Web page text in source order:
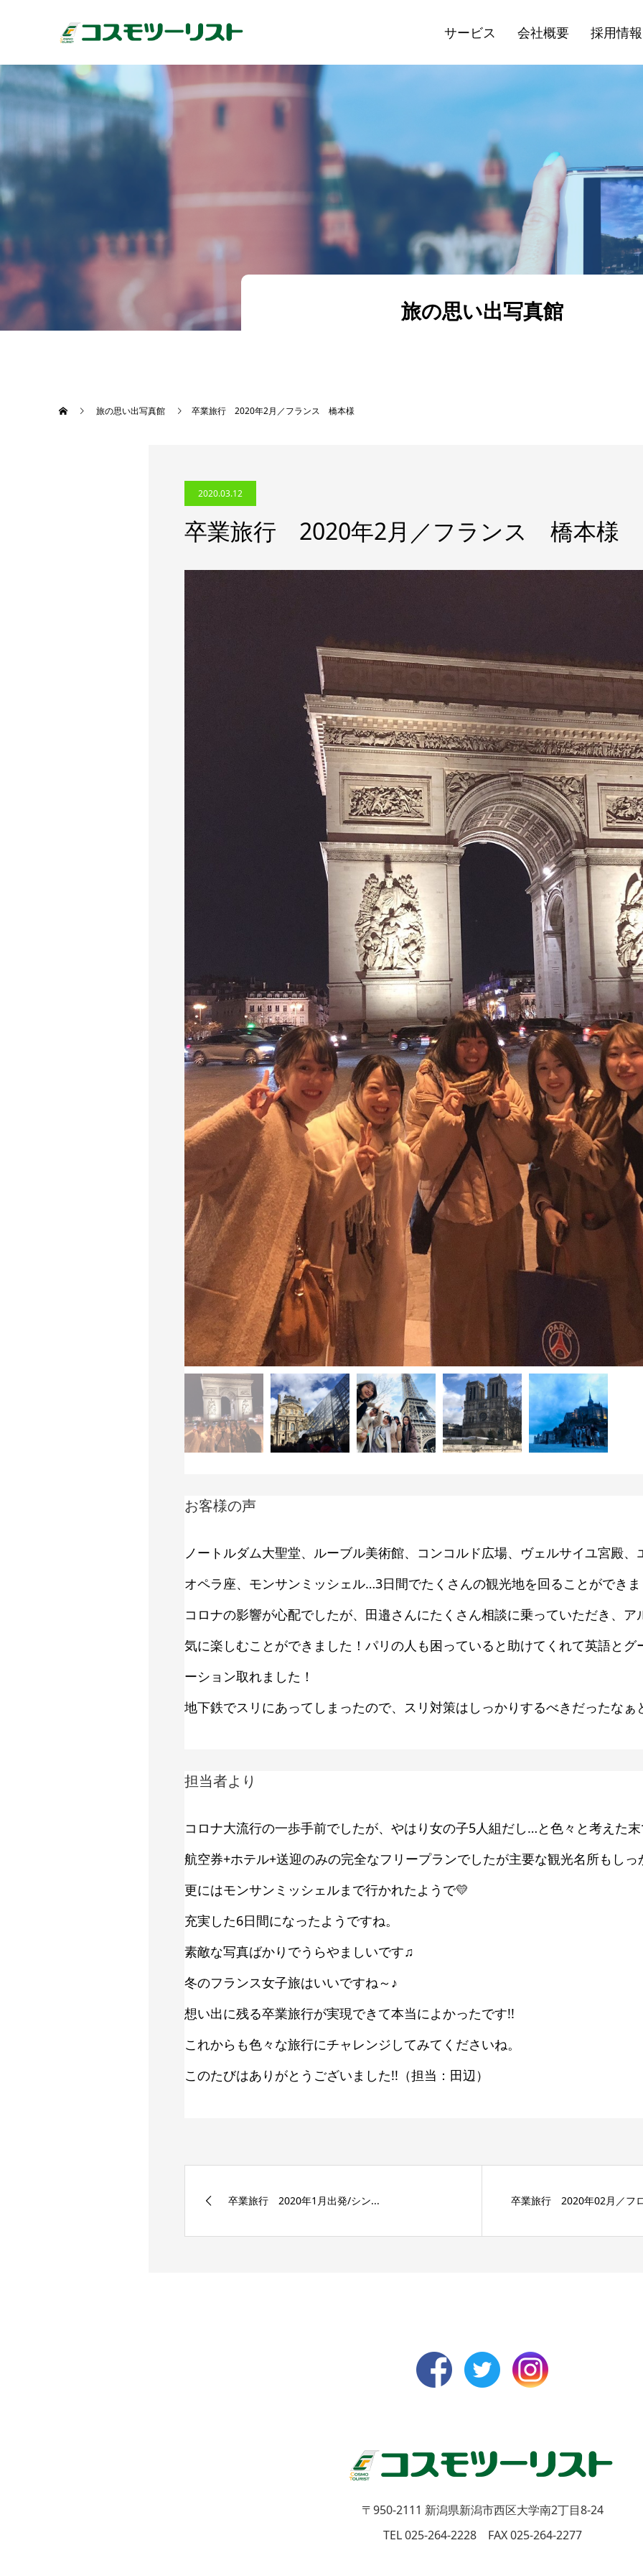
サービス 会社概要 採用情報
旅の思い出写真館
旅の思い出写真館 卒業旅行 2020年2月／フランス 橋本様
2020.03.12
卒業旅行 2020年2月／フランス 橋本様
お客様の声
ノートルダム大聖堂、ルーブル美術館、コンコルド広場、ヴェルサイユ宮殿
オペラ座、モンサンミッシェル…3日間でたくさんの観光地を回ることができ
コロナの影響が心配でしたが、田邉さんにたくさん相談に乗っていただき、
気に楽しむことができました！パリの人も困っていると助けてくれて英語とグ
ーション取れました！
地下鉄でスリにあってしまったので、スリ対策はしっかりするべきだったな
担当者より
コロナ大流行の一歩手前でしたが、やはり女の子5人組だし…と色々と考えた
航空券+ホテル+送迎のみの完全なフリープランでしたが主要な観光名所もし
更にはモンサンミッシェルまで行かれたようで💛
充実した6日間になったようですね。
素敵な写真ばかりでうらやましいです♫
冬のフランス女子旅はいいですね～♪
想い出に残る卒業旅行が実現できて本当によかったです!!
これからも色々な旅行にチャレンジしてみてくださいね。
このたびはありがとうございました!!（担当：田辺）
卒業旅行 2020年1月出発/シン... 卒業旅行 2020年02月／フ
〒950-2111 新潟県新潟市西区大学南2丁目8-24
TEL 025-264-2228 FAX 025-264-2277